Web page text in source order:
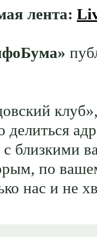
лента:
делиться
близкими
по
нас и не